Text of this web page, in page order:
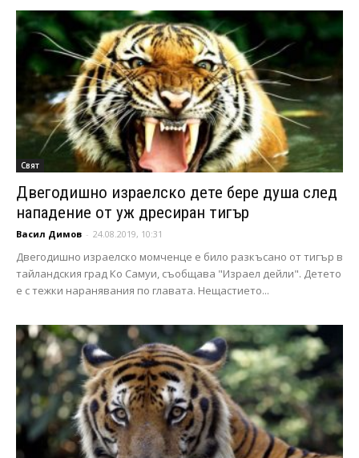
Свят
Двегодишно израелско дете бере душа след
нападение от уж дресиран тигър
Васил Димов - 24.08.2019, 10:31
Двегодишно израелско момченце е било разкъсано от тигър в
тайландския град Ко Самуи, съобщава "Израел дейли". Детето
е с тежки наранявания по главата. Нещастието...